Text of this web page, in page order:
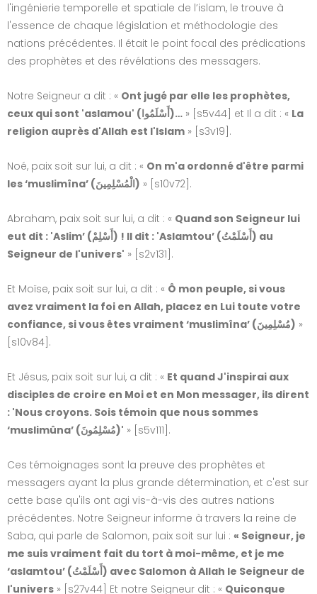
l'ingénierie temporelle et spatiale de l’islam, le trouve à
l'essence de chaque législation et méthodologie des
nations précédentes. Il était le point focal des prédications
des prophètes et des révélations des messagers.
Notre Seigneur a dit : « Ont jugé par elle les prophètes,
ceux qui sont 'aslamou'
(أَسْلَمُوا)… » [s5v44] et Il a dit : « La
religion auprès d'Allah est l'Islam » [s3v19].
Noé, paix soit sur lui, a dit : « On m'a ordonné d'être parmi
les ‘muslimîna’ (الْمُسْلِمِينَ) » [s10v72].
Abraham, paix soit sur lui, a dit : « Quand son Seigneur lui
eut dit : 'Aslim’ (أَسْلِمْ) ! Il dit : 'Aslamtou’ (أَسْلَمْتُ) au
Seigneur de l'univers' » [s2v131].
Et Moïse, paix soit sur lui, a dit : « Ô mon peuple, si vous
avez vraiment la foi en Allah, placez en Lui toute votre
confiance, si vous êtes vraiment ‘muslimîna’ (مُسْلِمِينَ) »
[s10v84].
Et Jésus, paix soit sur lui, a dit : « Et quand J'inspirai aux
disciples de croire en Moi et en Mon messager, ils dirent
: 'Nous croyons. Sois témoin que nous sommes
‘muslimûna’ (مُسْلِمُونَ)' » [s5v111].
Ces témoignages sont la preuve des prophètes et
messagers ayant la plus grande détermination, et c'est sur
cette base qu'ils ont agi vis-à-vis des autres nations
précédentes. Notre Seigneur informe à travers la reine de
Saba, qui parle de Salomon, paix soit sur lui : « Seigneur, je
me suis vraiment fait du tort à moi-même, et je me
‘aslamtou’ (أَسْلَمْتُ) avec Salomon à Allah le Seigneur de
l'univers » [s27v44] Et notre Seigneur dit : « Quiconque